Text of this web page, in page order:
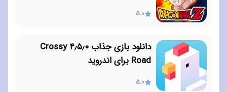
5.0
دانلود بازی جذاب ۴٫۵٫۰ Crossy
Road برای اندروید
5.0